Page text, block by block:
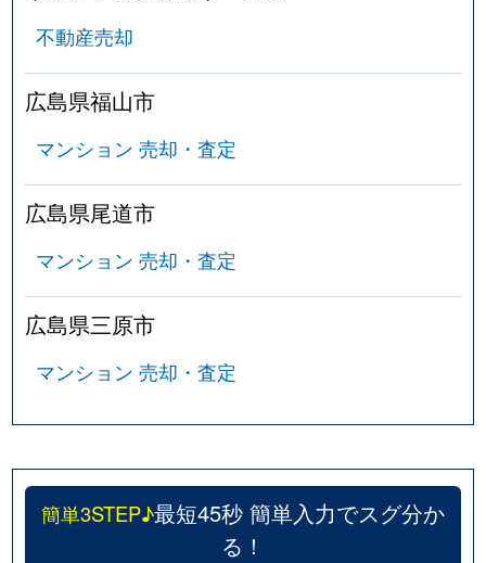
不動産売却
広島県福山市
マンション 売却・査定
広島県尾道市
マンション 売却・査定
広島県三原市
マンション 売却・査定
簡単3STEP♪最短45秒 簡単入力でスグ分か
る！